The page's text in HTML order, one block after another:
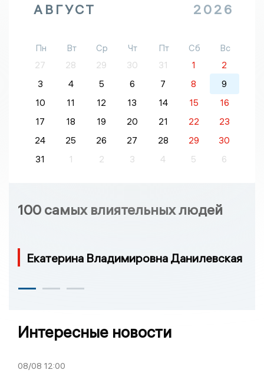
АВГУСТ 2026
Пн Вт Ср Чт Пт Сб
Вс
27
28 29 30 31 1
2
3
4 5 6 7 8
9
10
11 12 13 14 15
16
17
18 19 20 21 22
23
24
25 26 27 28 29
30
31
1 2 3 4 5 6
100 самых влиятельных людей
Екатерина Владимировна Данилевская
Интересные новости
08/08 12:00